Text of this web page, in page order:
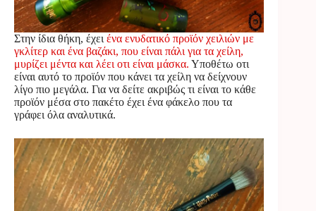
Στην ίδια θήκη, έχει ένα ενυδατικό προϊόν χειλιών με
γκλίτερ και ένα βαζάκι, που είναι πάλι για τα χείλη,
μυρίζει μέντα και λέει οτι είναι μάσκα. Υποθέτω οτι
είναι αυτό το προϊόν που κάνει τα χείλη να δείχνουν
λίγο πιο μεγάλα. Για να δείτε ακριβώς τι είναι το κάθε
προϊόν μέσα στο πακέτο έχει ένα φάκελο που τα
γράφει όλα αναλυτικά.